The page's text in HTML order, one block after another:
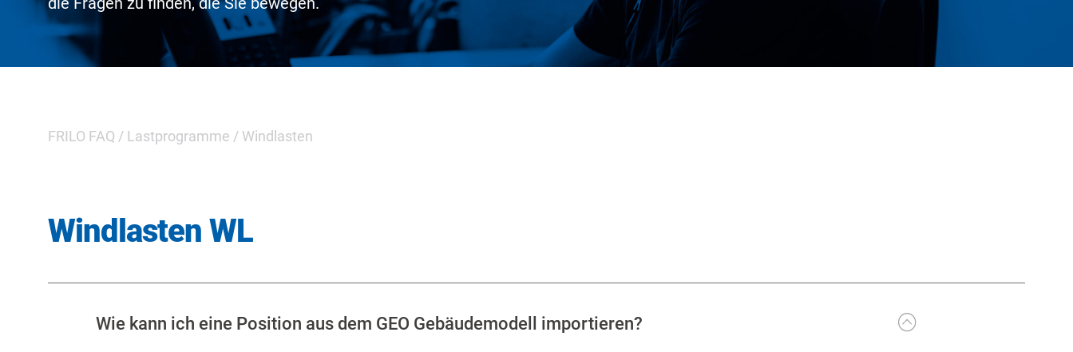
FRILO FAQ / Lastprogramme / Windlasten
Windlasten WL
Wie kann ich eine Position aus dem GEO Gebäudemodell importieren?